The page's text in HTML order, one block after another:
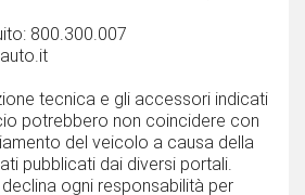
800.300.007
tecnica e gli accessori indicati
potrebbero non coincidere con
del veicolo a causa della
pubblicati dai diversi portali.
declina ogni responsabilità per